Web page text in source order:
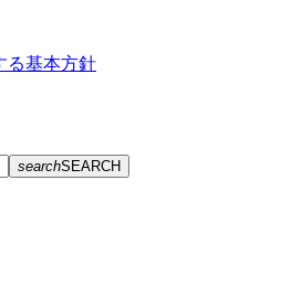
る基本方針
searchSEARCH